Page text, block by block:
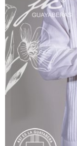
Amarillo
Azul
Rojo
Azul oscuro
Verde